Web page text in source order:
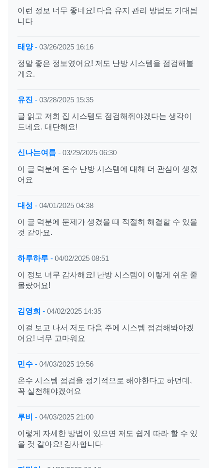
이런 정보 너무 좋네요! 다음 유지 관리 방법도 기대됩
니다
태양- 03/26/2025 16:16
정말 좋은 정보였어요! 저도 난방 시스템을 점검해볼
게요.
유진 - 03/28/2025 15:35
글 읽고 저희 집 시스템도 점검해줘야겠다는 생각이
드네요. 대단해요!
신나는여름 - 03/29/2025 06:30
이 글 덕분에 온수 난방 시스템에 대해 더 관심이 생겼
어요
대성 - 04/01/2025 04:38
이 글 덕분에 문제가 생겼을 때 적절히 해결할 수 있을
것 같아요.
하루하루 - 04/02/2025 08:51
이 정보 너무 감사해요! 난방 시스템이 이렇게 쉬운 줄
몰랐어요!
김영희 - 04/02/2025 14:35
이걸 보고 나서 저도 다음 주에 시스템 점검해봐야겠
어요! 너무 고마워요
민수 - 04/03/2025 19:56
온수 시스템 점검을 정기적으로 해야한다고 하던데,
꼭 실천해야겠어요
루비 - 04/03/2025 21:00
이렇게 자세한 방법이 있으면 저도 쉽게 따라 할 수 있
을 것 같아요! 감사합니다